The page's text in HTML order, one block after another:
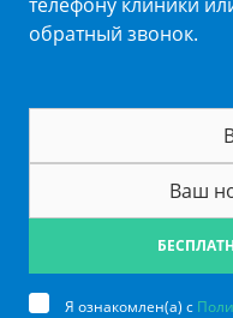
обратный звонок.
Я ознакомлен(а) с